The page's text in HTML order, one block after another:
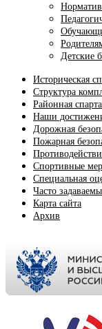
Детские
Историческая
Структура
Районная
Наши
Дорожная
Пожарная
Спортивные
Cпециальная
Часто
Карта сайта
Архив